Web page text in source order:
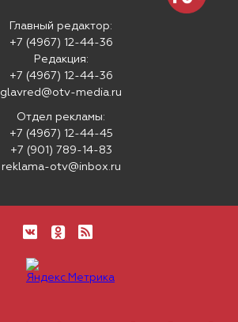
Главный редактор:
+7 (4967) 12-44-36
Редакция:
+7 (4967) 12-44-36
glavred@otv-media.ru
Отдел рекламы:
+7 (4967) 12-44-45
+7 (901) 789-14-83
reklama-otv@inbox.ru